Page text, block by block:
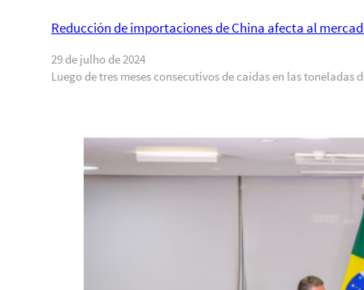
Reducción de importaciones de China afecta al
29 de julho de 2024
Luego de tres meses consecutivos de caídas en las